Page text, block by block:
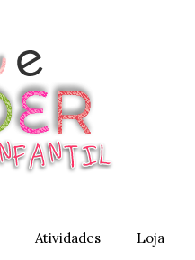
Atividades Loja